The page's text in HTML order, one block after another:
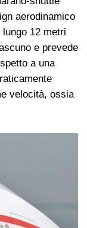
aerodinamico
12 metri
e prevede
a una
velocità, ossia